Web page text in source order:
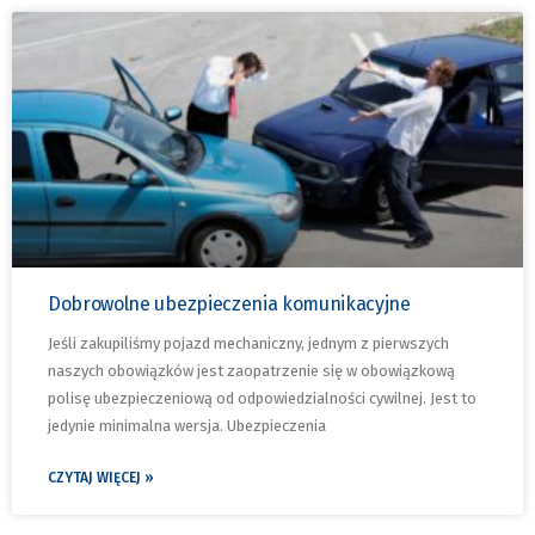
Dobrowolne ubezpieczenia komunikacyjne
Jeśli zakupiliśmy pojazd mechaniczny, jednym z pierwszych
naszych obowiązków jest zaopatrzenie się w obowiązkową
polisę ubezpieczeniową od odpowiedzialności cywilnej. Jest to
jedynie minimalna wersja. Ubezpieczenia
CZYTAJ WIĘCEJ »